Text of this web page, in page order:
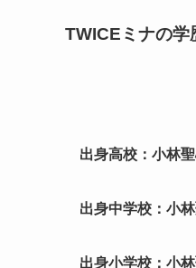
TWICEミナの学
出身高校：小林
出身中学校：小
出身小学校：小